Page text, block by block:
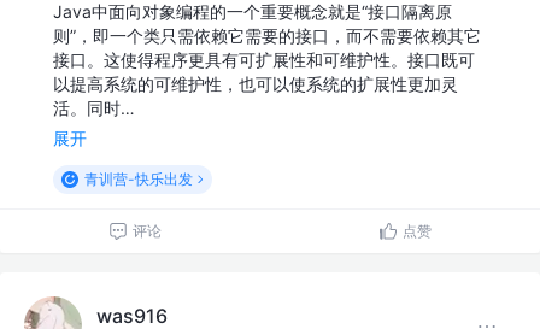
Java中面向对象编程的一个重要概念就是“接口隔离原
则”，即一个类只需依赖它需要的接口，而不需要依赖其它
接口。这使得程序更具有可扩展性和可维护性。接口既可
以提高系统的可维护性，也可以使系统的扩展性更加灵
活。同时…
展开
青训营-快乐出发
评论 点赞
was916